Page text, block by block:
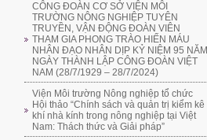
CÔNG ĐOÀN CƠ SỞ VIỆN MÔI
TRƯỜNG NÔNG NGHIỆP TUYÊN
TRUYỀN, VẬN ĐỘNG ĐOÀN VIÊN
THAM GIA PHONG TRÀO HIẾN MÁU
NHÂN ĐẠO NHÂN DỊP KỶ NIỆM 95 NĂM
NGÀY THÀNH LẬP CÔNG ĐOÀN VIỆT
NAM (28/7/1929 – 28/7/2024)
Viện Môi trường Nông nghiệp tổ chức
Hội thảo “Chính sách và quản trị kiểm kê
khí nhà kính trong nông nghiệp tại Việt
Nam: Thách thức và Giải pháp”